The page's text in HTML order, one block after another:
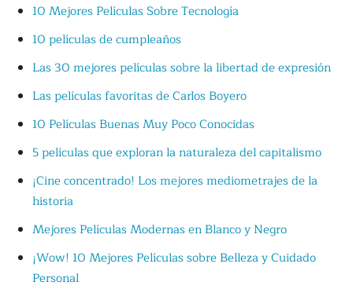
10 Mejores Películas Sobre Tecnología
10 películas de cumpleaños
Las 30 mejores películas sobre la libertad de expresión
Las películas favoritas de Carlos Boyero
10 Películas Buenas Muy Poco Conocidas
5 películas que exploran la naturaleza del capitalismo
¡Cine concentrado! Los mejores mediometrajes de la
historia
Mejores Películas Modernas en Blanco y Negro
¡Wow! 10 Mejores Películas sobre Belleza y Cuidado
Personal